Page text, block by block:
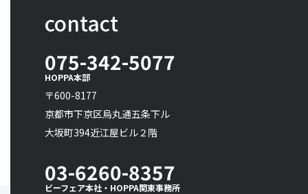
contact
075-342-5077
HOPPA本部
〒600-8177
京都市下京区烏丸通五条下ル
大坂町394近江屋ビル２階
03-6260-8357
ビーフェア本社・HOPPA関東事務所